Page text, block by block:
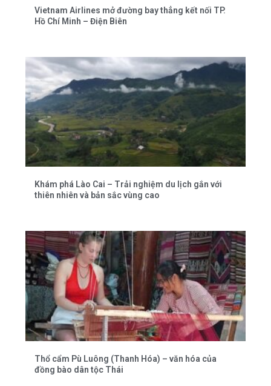
Vietnam Airlines mở đường bay thẳng kết nối TP.
Hồ Chí Minh – Điện Biên
Khám phá Lào Cai – Trải nghiệm du lịch gắn với
thiên nhiên và bản sắc vùng cao
Thổ cẩm Pù Luông (Thanh Hóa) – văn hóa của
đồng bào dân tộc Thái